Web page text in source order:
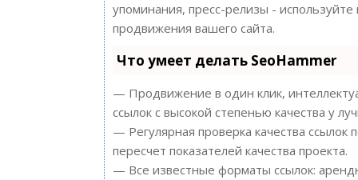
упоминания, пресс-релизы -
продвижения вашего сайта.
Что умеет делать SeoHammer
— Продвижение в один клик,
ссылок с высокой степенью качества у
— Регулярная проверка качества
пересчет показателей качества проекта.
— Все известные форматы ссылок: